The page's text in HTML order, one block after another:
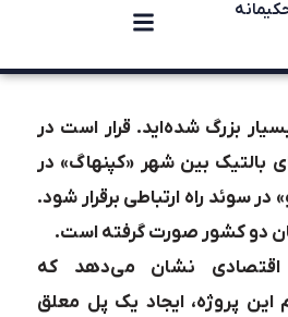
بزرگ شده‌اید. قرار است در
بالتیک بین شهر «کپنهاگ» در
در سوئد راه ارتباطی برقرار شود.
دو کشور صورت گرفته است.
نشان می‌دهد که
این پروژه، ایجاد یک پل معلق